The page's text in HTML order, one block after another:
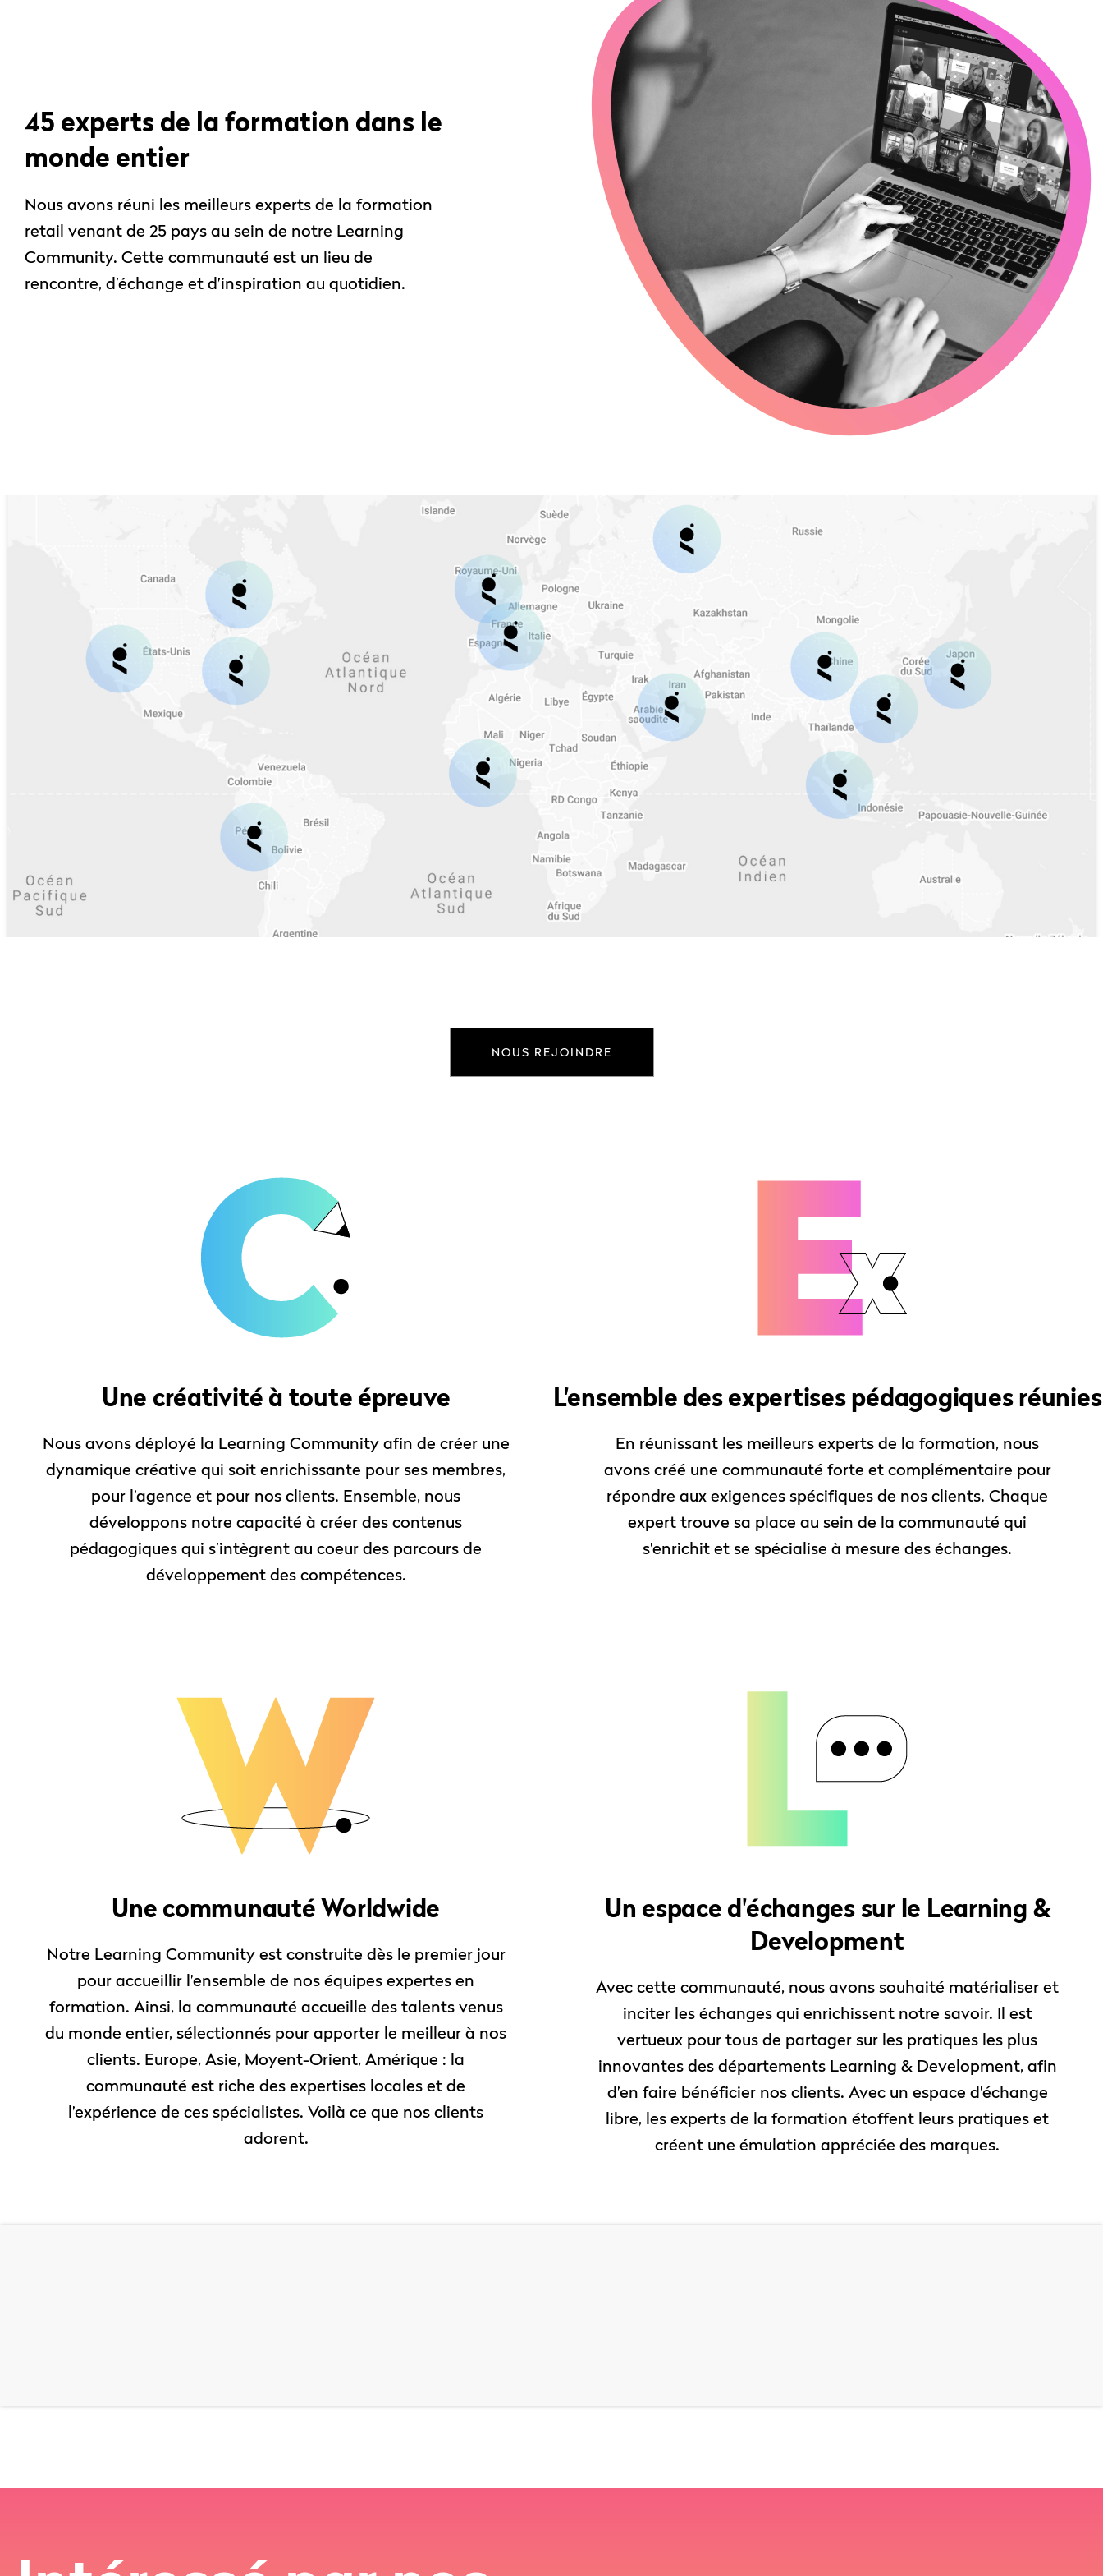
45 experts de la formation dans le
monde entier
Nous avons réuni les meilleurs experts de la formation
retail venant de 25 pays au sein de notre Learning
Community. Cette communauté est un lieu de
rencontre, d’échange et d’inspiration au quotidien.
NOUS REJOINDRE
Une créativité à toute épreuve
Nous avons déployé la Learning Community afin de créer une
dynamique créative qui soit enrichissante pour ses membres,
pour l’agence et pour nos clients. Ensemble, nous
développons notre capacité à créer des contenus
pédagogiques qui s’intègrent au coeur des parcours de
développement des compétences.
L'ensemble des expertises pédagogiques réunies
En réunissant les meilleurs experts de la formation, nous
avons créé une communauté forte et complémentaire pour
répondre aux exigences spécifiques de nos clients. Chaque
expert trouve sa place au sein de la communauté qui
s’enrichit et se spécialise à mesure des échanges.
Une communauté Worldwide
Notre Learning Community est construite dès le premier jour
pour accueillir l’ensemble de nos équipes expertes en
formation. Ainsi, la communauté accueille des talents venus
du monde entier, sélectionnés pour apporter le meilleur à nos
clients. Europe, Asie, Moyent-Orient, Amérique : la
communauté est riche des expertises locales et de
l’expérience de ces spécialistes. Voilà ce que nos clients
adorent.
Un espace d'échanges sur le Learning &
Development
Avec cette communauté, nous avons souhaité matérialiser et
inciter les échanges qui enrichissent notre savoir. Il est
vertueux pour tous de partager sur les pratiques les plus
innovantes des départements Learning & Development, afin
d’en faire bénéficier nos clients. Avec un espace d’échange
libre, les experts de la formation étoffent leurs pratiques et
créent une émulation appréciée des marques.